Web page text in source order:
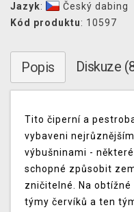
Jazyk:
Český dabing
Kód produktu: 10597
Popis Diskuze
Tito čiperní a
vybaveni
výbušninami -
schopné způsobit
zničitelné. Na
týmy červíků a ten